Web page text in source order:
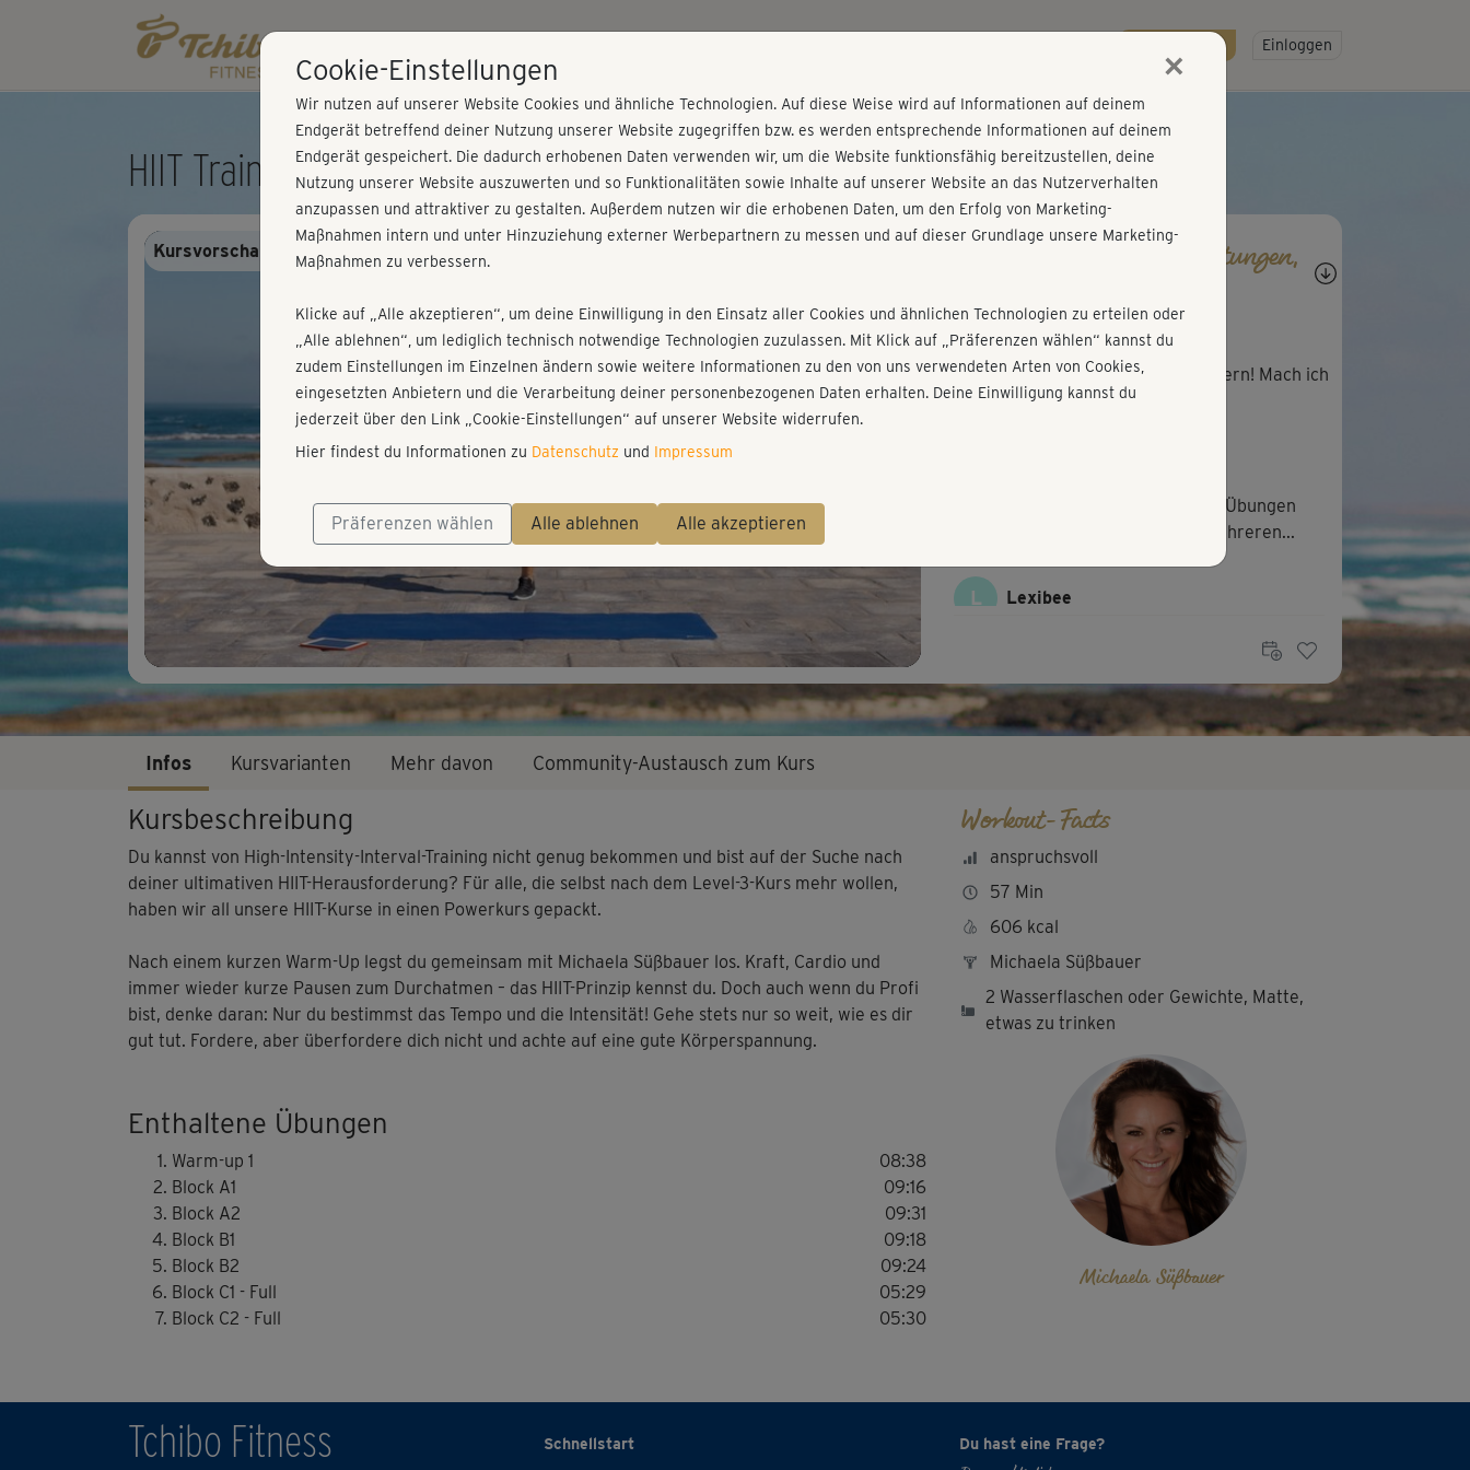
Gratis testen! Einloggen
HIIT Training - Powerworkout
Play
Video
Kursvorschau - Anmelden und alles trainieren!
Fragen, Antworten, Bewertungen,
K
Katja879
Super Kurs! Sehr gut zum Auspowern! Mach ich
regelmäßig.
Mir hat der Kurs nicht so gefallen. Übungen
wechseln zu schnell und ist aus mehreren...
L
Lexibee
L
Lexibee
Krass! Es geht langsam los, aber die zweiten
Infos Kursvarianten Mehr davon Community-Austausch zum Kurs
Kursbeschreibung
Du kannst von High-Intensity-Interval-Training nicht genug bekommen und bist auf der Suche nach
deiner ultimativen HIIT-Herausforderung? Für alle, die selbst nach dem Level-3-Kurs mehr wollen,
haben wir all unsere HIIT-Kurse in einen Powerkurs gepackt.
Nach einem kurzen Warm-Up legst du gemeinsam mit Michaela Süßbauer los. Kraft, Cardio und
immer wieder kurze Pausen zum Durchatmen – das HIIT-Prinzip kennst du. Doch auch wenn du Profi
bist, denke daran: Nur du bestimmst das Tempo und die Intensität! Gehe stets nur so weit, wie es dir
gut tut. Fordere, aber überfordere dich nicht und achte auf eine gute Körperspannung.
Enthaltene Übungen
Warm-up 1
08:38
Block A1
09:16
Block A2
09:31
Block B1
09:18
Block B2
09:24
Block C1 - Full
05:29
Block C2 - Full
05:30
Workout-Facts
anspruchsvoll
57 Min
606 kcal
Michaela Süßbauer
2 Wasserflaschen oder Gewichte, Matte,
etwas zu trinken
Michaela Süßbauer
Tchibo Fitness Schnellstart Du hast eine Frage?
Cookie-Einstellungen ×
Wir nutzen auf unserer Website Cookies und ähnliche Technologien. Auf diese Weise wird auf Informationen auf deinem
Endgerät betreffend deiner Nutzung unserer Website zugegriffen bzw. es werden entsprechende Informationen auf deinem
Endgerät gespeichert. Die dadurch erhobenen Daten verwenden wir, um die Website funktionsfähig bereitzustellen, deine
Nutzung unserer Website auszuwerten und so Funktionalitäten sowie Inhalte auf unserer Website an das Nutzerverhalten
anzupassen und attraktiver zu gestalten. Außerdem nutzen wir die erhobenen Daten, um den Erfolg von Marketing-
Maßnahmen intern und unter Hinzuziehung externer Werbepartnern zu messen und auf dieser Grundlage unsere Marketing-
Maßnahmen zu verbessern.
Klicke auf „Alle akzeptieren“, um deine Einwilligung in den Einsatz aller Cookies und ähnlichen Technologien zu erteilen oder
„Alle ablehnen“, um lediglich technisch notwendige Technologien zuzulassen. Mit Klick auf „Präferenzen wählen“ kannst du
zudem Einstellungen im Einzelnen ändern sowie weitere Informationen zu den von uns verwendeten Arten von Cookies,
eingesetzten Anbietern und die Verarbeitung deiner personenbezogenen Daten erhalten. Deine Einwilligung kannst du
jederzeit über den Link „Cookie-Einstellungen“ auf unserer Website widerrufen.
Hier findest du Informationen zu Datenschutz und Impressum
Präferenzen wählen Alle ablehnen Alle akzeptieren